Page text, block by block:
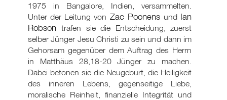
1975 in Bangalore, Indien, versammelten.
Unter der Leitung von Zac Poonens und Ian
Robsontrafen sie die Entscheidung, zuerst
selber Jünger Jesu Christi zu sein und dann im
Gehorsam gegenüber dem Auftrag des Herrn
in Matthäus 28,18-20 Jünger zu machen.
Dabei betonen sie die Neugeburt, die Heiligkeit
des inneren Lebens, gegenseitige Liebe,
moralische Reinheit, finanzielle Integrität und